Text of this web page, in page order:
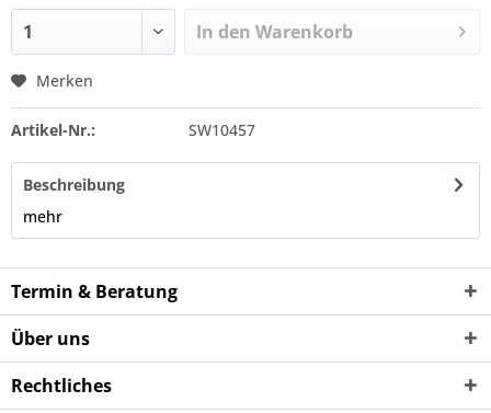
In den Warenkorb
Merken
Artikel-Nr.: SW10457
Beschreibung
mehr
Termin & Beratung
Über uns
Rechtliches